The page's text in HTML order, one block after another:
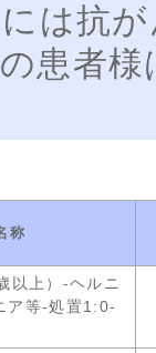
は抗
患者
称
以上）-ヘルニ
ア等-処置1:0-